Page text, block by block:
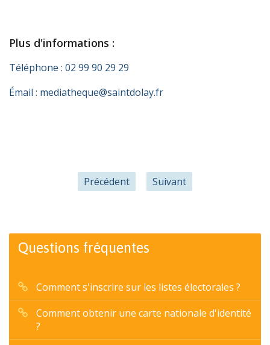
Plus d'informations :
Téléphone : 02 99 90 29 29
Émail : mediatheque@saintdolay.fr
Précédent Suivant
Questions fréquentes
Comment s'inscrire sur les listes électorales ?
Comment obtenir une carte nationale d'identité
?